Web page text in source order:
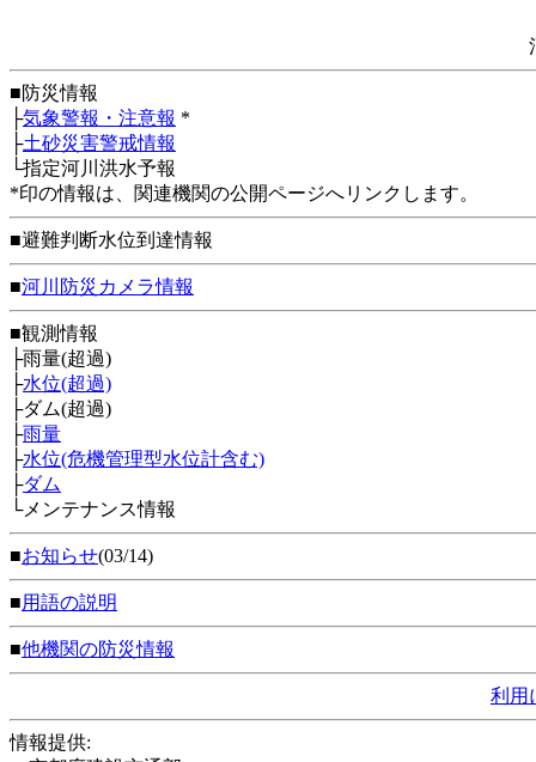
■防災情報
├気象警報・注意報 *
├土砂災害警戒情報
└指定河川洪水予報
*印の情報は、関連機関の公開ページへリンクします。
■避難判断水位到達情報
■河川防災カメラ情報
■観測情報
├雨量(超過)
├水位(超過)
├ダム(超過)
├雨量
├水位(危機管理型水位計含む)
├ダム
└メンテナンス情報
■お知らせ(03/14)
■用語の説明
■他機関の防災情報
利用
情報提供: